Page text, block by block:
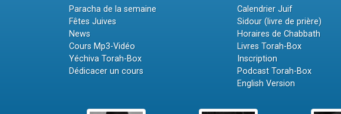
Paracha de la semaine
Fêtes Juives
News
Cours Mp3-Vidéo
Yéchiva Torah-Box
Dédicacer un cours
Calendrier Juif
Sidour (livre de prière)
Horaires de Chabbath
Livres Torah-Box
Inscription
Podcast Torah-Box
English Version